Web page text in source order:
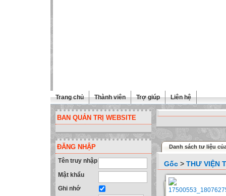
Trang chủ Thành viên Trợ giúp Liên hệ
BAN QUẢN TRỊ WEBSITE
ĐĂNG NHẬP
Tên truy nhập
Mật khẩu
Ghi nhớ
Danh sách tư liệu
Gốc > THƯ VIỆN